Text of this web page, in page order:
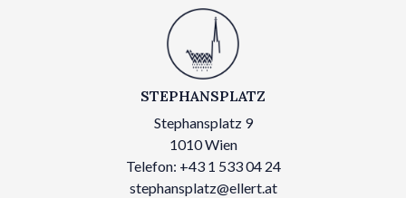
STEPHANSPLATZ
Stephansplatz 9
1010 Wien
Telefon: +43 1 533 04 24
stephansplatz@ellert.at